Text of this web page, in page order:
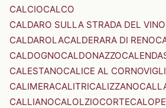
CALCIOCALCO
CALDARO SULLA STRADA DEL
CALDAROLACALDERARA DI RENO
CALDOGNOCALDONAZZO
CALESTANOCALICE AL
CALIMERACALITRICALIZZANO
CALLIANOCALOLZIOCORTE